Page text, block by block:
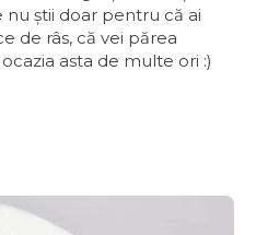
ştii doar pentru că ai
de râs, că vei părea
asta de multe ori :)